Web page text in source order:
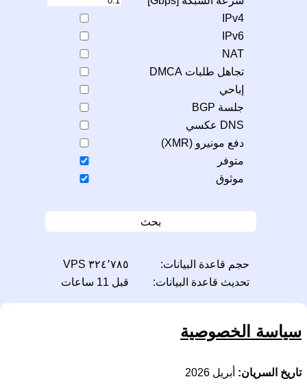
IPv4
IPv6
NAT
تجاهل طلبات DMCA
إباحي
جلسة BGP
DNS عكسي
دفع مونيرو (XMR)
متوفر
موثوق
بحث
حجم قاعدة البيانات:
٣٢٤٬٧٨٥ VPS
تحديث قاعدة البيانات:
قبل 11 ساعات
سياسة الخصوصية
تاريخ السريان: أبريل 2026